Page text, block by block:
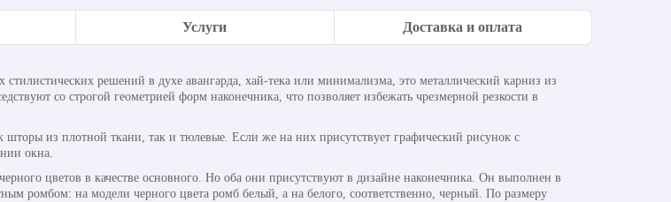
Услуги Доставка и оплата
решений в духе авангарда, хай-тека или минимализма, это металлический карниз из
со строгой геометрией форм наконечника, что позволяет избежать чрезмерной резкости в
из плотной ткани, так и тюлевые. Если же на них присутствует графический рисунок с
окна.
цветов в качестве основного. Но оба они присутствуют в дизайне наконечника. Он выполнен в
ромбом: на модели черного цвета ромб белый, а на белого, соответственно, черный. По размеру